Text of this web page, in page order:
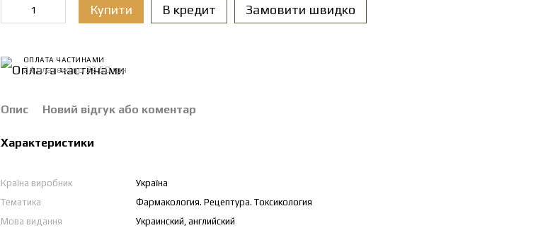
Купити В кредит Замовити швидко
ОПЛАТА ЧАСТИНАМИ
24 платежі по 32.50 грн
Опис Новий відгук або коментар
Характеристики
Країна виробник
Україна
Тематика
Фармакология. Рецептура. Токсикология
Мова видання
Украинский, английский